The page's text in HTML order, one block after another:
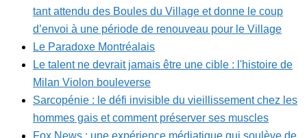
tant attendu des Boules du Village et donne le coup
d’envoi à une période de renouveau pour le Village
Le Paradoxe Montréalais
Le talent ne devrait jamais être une cible : l'histoire de
Milan Violon bouleverse
Sarcopénie : le défi invisible du vieillissement chez les
hommes gais et comment préserver ses muscles